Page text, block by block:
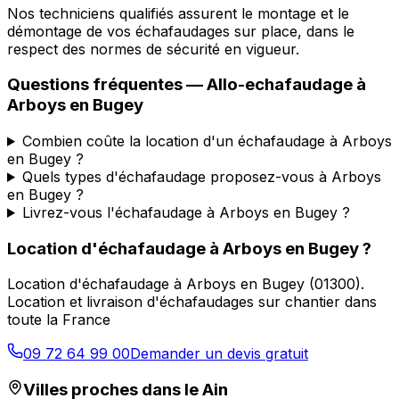
Nos techniciens qualifiés assurent le montage et le
démontage de vos échafaudages sur place, dans le
respect des normes de sécurité en vigueur.
Questions fréquentes —Allo-echafaudage à
Arboys en Bugey
Combien coûte la location d'un échafaudage à Arboys
en Bugey ?
Quels types d'échafaudage proposez-vous à Arboys
en Bugey ?
Livrez-vous l'échafaudage à Arboys en Bugey ?
Location d'échafaudage à Arboys en Bugey?
Location d'échafaudage à Arboys en Bugey (01300).
Location et livraison d'échafaudages sur chantier dans
toute la France
09 72 64 99 00Demander un devis gratuit
Villes proches dans leAin